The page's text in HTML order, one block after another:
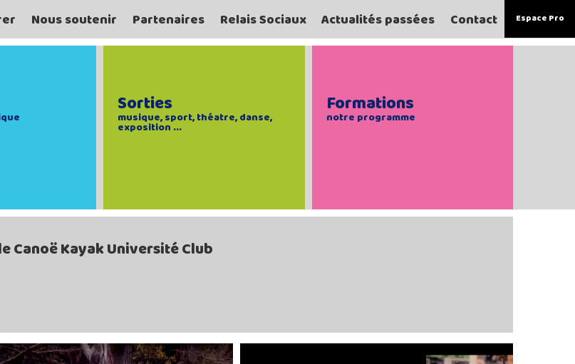
Espace Pro
Nous soutenir Partenaires Relais Sociaux Actualités passées Contact
Sorties
musique, sport, théatre, danse,
exposition ...
Formations
notre programme
Canoë Kayak Université Club